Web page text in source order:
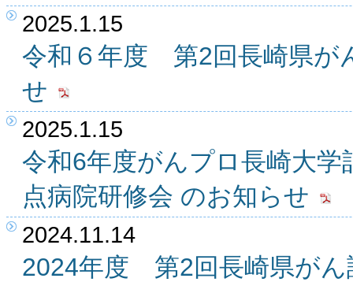
2025.1.15
令和６年度 第2回長崎県が
せ
2025.1.15
令和6年度がんプロ長崎大
点病院研修会 のお知らせ
2024.11.14
2024年度 第2回長崎県がん